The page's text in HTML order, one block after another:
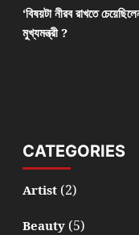
‘বিষয়টা নীরব রাখতে
মুখ্যমন্ত্রী ?
CATEGORIES
Artist(2)
Beauty(5)